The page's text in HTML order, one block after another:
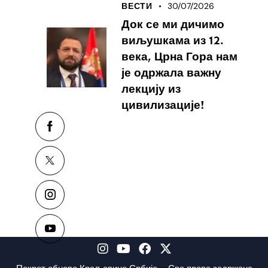
ВЕСТИ 30/07/2026
Док се ми дичимо
виљушкама из 12.
века, Црна Гора нам
је одржала важну
лекцију из
цивилизације!